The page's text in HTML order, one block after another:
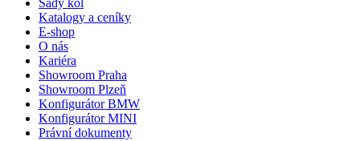
Sady kol
Katalogy a ceníky
E-shop
O nás
Kariéra
Showroom Praha
Showroom Plzeň
Konfigurátor BMW
Konfigurátor MINI
Právní dokumenty